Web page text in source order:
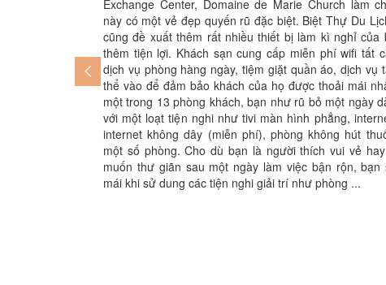
Exchange Center, Domaine de Marie Church làm
này có một vẻ đẹp quyến rũ đặc biệt. Biệt Thự Du
cũng đề xuất thêm rất nhiều thiết bị làm kì nghỉ
thêm tiện lợi. Khách sạn cung cấp miễn phí wifi tất
dịch vụ phòng hàng ngày, tiệm giặt quần áo, dịch vụ
thể vào để đảm bảo khách của họ được thoải mái
một trong 13 phòng khách, bạn như rũ bỏ một ngày
với một loạt tiện nghi như tivi màn hình phẳng,
internet không dây (miễn phí), phòng không hút
một số phòng. Cho dù bạn là người thích vui vẻ
muốn thư giãn sau một ngày làm việc bận rộn, bạn
mái khi sử dung các tiện nghi giải trí như phòng ...